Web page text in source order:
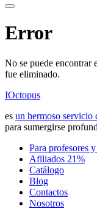
Error
No se puede encontrar
fue eliminado.
IOctopus
es un hermoso servicio
para sumergirse
Para profesores
Afiliados 21%
Catálogo
Blog
Contactos
Nosotros